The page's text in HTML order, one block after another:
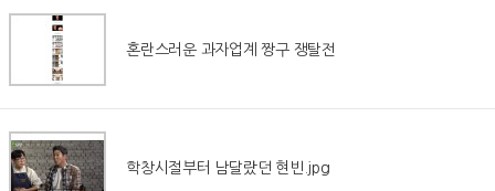
혼란스러운 과자업계 짱구 쟁탈전
학창시절부터 남달랐던 현빈.jpg